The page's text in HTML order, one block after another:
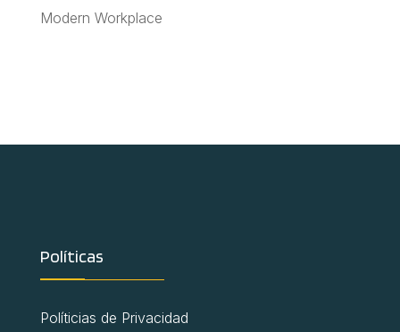
Modern Workplace
Políticas
Políticias de Privacidad